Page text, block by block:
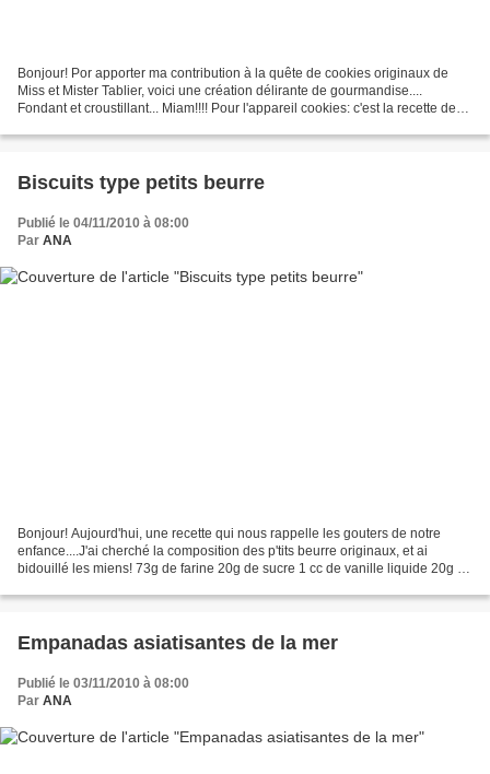
Bonjour! Por apporter ma contribution à la quête de cookies originaux de
Miss et Mister Tablier, voici une création délirante de gourmandise....
Fondant et croustillant... Miam!!!! Pour l'appareil cookies: c'est la recette de
Biscuits type petits beurre
Publié le 04/11/2010 à 08:00
Par ANA
Bonjour! Aujourd'hui, une recette qui nous rappelle les gouters de notre
enfance....J'ai cherché la composition des p'tits beurre originaux, et ai
bidouillé les miens! 73g de farine 20g de sucre 1 cc de vanille liquide 20g de
Empanadas asiatisantes de la mer
Publié le 03/11/2010 à 08:00
Par ANA